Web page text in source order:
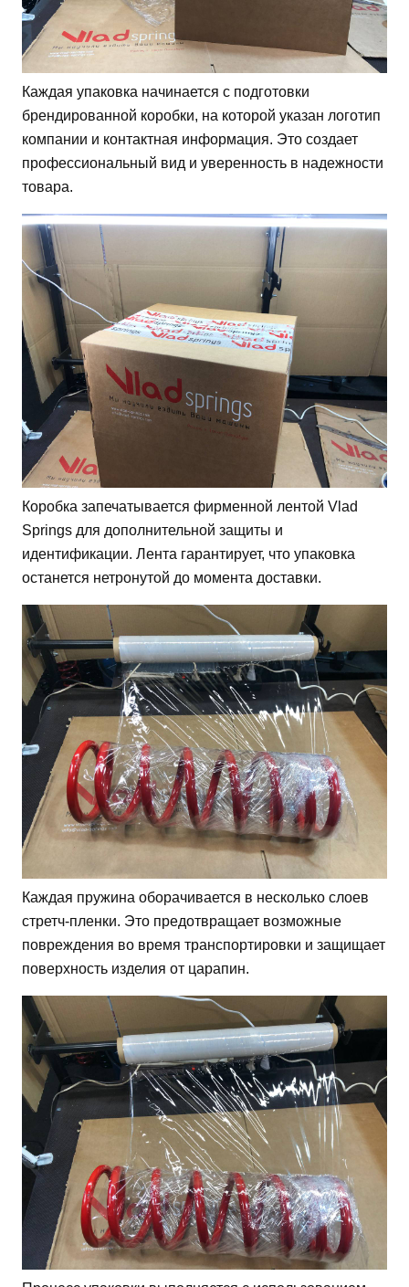
Каждая упаковка начинается с подготовки
брендированной коробки, на которой указан логотип
компании и контактная информация. Это создает
профессиональный вид и уверенность в надежности
товара.
Коробка запечатывается фирменной лентой Vlad
Springs для дополнительной защиты и
идентификации. Лента гарантирует, что упаковка
останется нетронутой до момента доставки.
Каждая пружина оборачивается в несколько слоев
стретч-пленки. Это предотвращает возможные
повреждения во время транспортировки и защищает
поверхность изделия от царапин.